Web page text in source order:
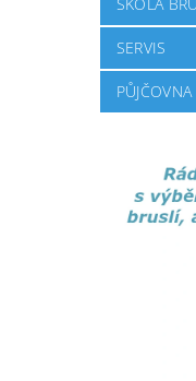
SERVIS
PŮJČOVNA